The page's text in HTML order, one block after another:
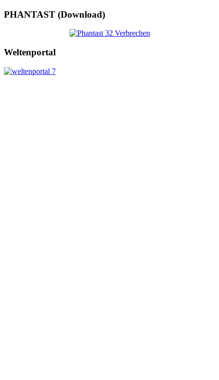
PHANTAST (Download)
Weltenportal